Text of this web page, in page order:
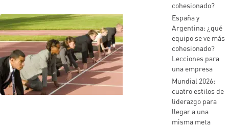
cohesionado?
España y
Argentina: ¿qué
equipo se ve más
cohesionado?
Lecciones para
una empresa
Mundial 2026:
cuatro estilos de
liderazgo para
llegar a una
misma meta